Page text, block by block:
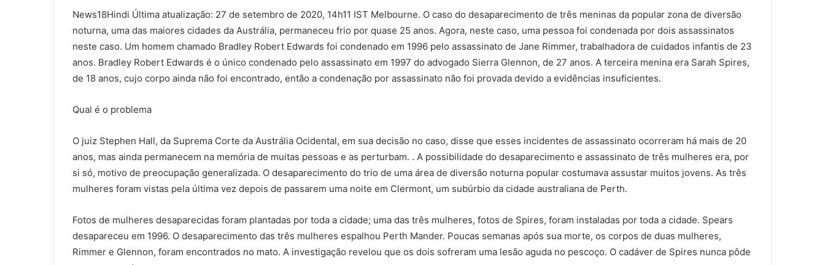
News18Hindi Última atualização: 27 de setembro de 2020, 14h11 IST Melbourne. O caso do desaparecimento de três meninas da popular zona de diversão
noturna, uma das maiores cidades da Austrália, permaneceu frio por quase 25 anos. Agora, neste caso, uma pessoa foi condenada por dois assassinatos
neste caso. Um homem chamado Bradley Robert Edwards foi condenado em 1996 pelo assassinato de Jane Rimmer, trabalhadora de cuidados infantis de 23
anos. Bradley Robert Edwards é o único condenado pelo assassinato em 1997 do advogado Sierra Glennon, de 27 anos. A terceira menina era Sarah Spires,
de 18 anos, cujo corpo ainda não foi encontrado, então a condenação por assassinato não foi provada devido a evidências insuficientes.
Qual é o problema
O juiz Stephen Hall, da Suprema Corte da Austrália Ocidental, em sua decisão no caso, disse que esses incidentes de assassinato ocorreram há mais de 20
anos, mas ainda permanecem na memória de muitas pessoas e as perturbam. . A possibilidade do desaparecimento e assassinato de três mulheres era, por
si só, motivo de preocupação generalizada. O desaparecimento do trio de uma área de diversão noturna popular costumava assustar muitos jovens. As três
mulheres foram vistas pela última vez depois de passarem uma noite em Clermont, um subúrbio da cidade australiana de Perth.
Fotos de mulheres desaparecidas foram plantadas por toda a cidade; uma das três mulheres, fotos de Spires, foram instaladas por toda a cidade. Spears
desapareceu em 1996. O desaparecimento das três mulheres espalhou Perth Mander. Poucas semanas após sua morte, os corpos de duas mulheres,
Rimmer e Glennon, foram encontrados no mato. A investigação revelou que os dois sofreram uma lesão aguda no pescoço. O cadáver de Spires nunca pôde